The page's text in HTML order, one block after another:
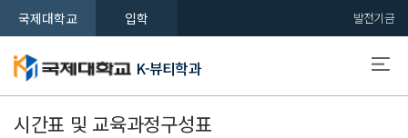
국제대학교 입학 발전기금
K-뷰티학과
시간표 및 교육과정구성표